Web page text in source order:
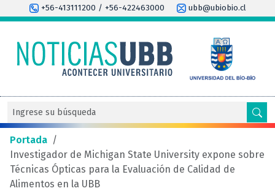
+56-413111200 / +56-422463000 ubb@ubiobio.cl
Portada /
Investigador de Michigan State University expone sobre
Técnicas Ópticas para la Evaluación de Calidad de
Alimentos en la UBB